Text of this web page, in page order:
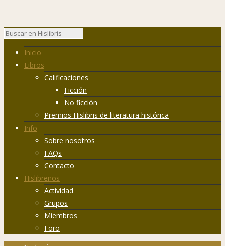
Inicio
Libros
Calificaciones
Ficción
No ficción
Premios Hislibris de literatura histórica
Info
Sobre nosotros
FAQs
Contacto
Hislibreños
Actividad
Grupos
Miembros
Foro